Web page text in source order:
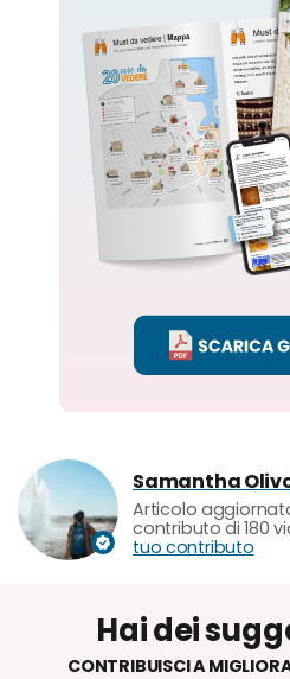
Samantha
Articolo
contributo di 180
tuo contributo
Hai dei
CONTRIBUISCI A